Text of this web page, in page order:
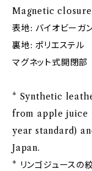
Magnetic closure
表地: バイオビーガ
裏地: ポリエステル
マグネット式開閉部
* Synthetic
from apple juice
year standard)
Japan.
* リンゴジュースの